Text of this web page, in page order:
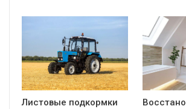
Листовые подкормки